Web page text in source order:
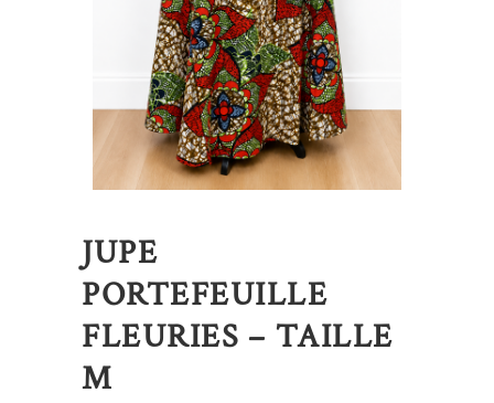
JUPE
PORTEFEUILLE
FLEURIES – TAILLE
M